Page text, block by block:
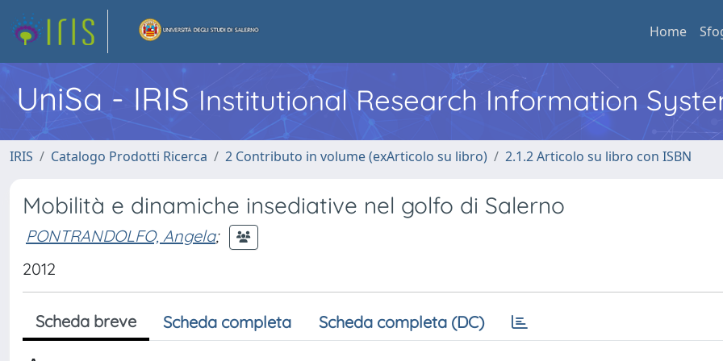
Home
UniSa - IRIS Institutional Research Information
IRIS Catalogo Prodotti Ricerca 2 Contributo in volume (exArticolo su libro) 2.1.2 Articolo su libro con ISBN
Mobilità e dinamiche insediative nel golfo di Salerno
PONTRANDOLFO, Angela;
2012
Scheda breve Scheda completa Scheda completa (DC)